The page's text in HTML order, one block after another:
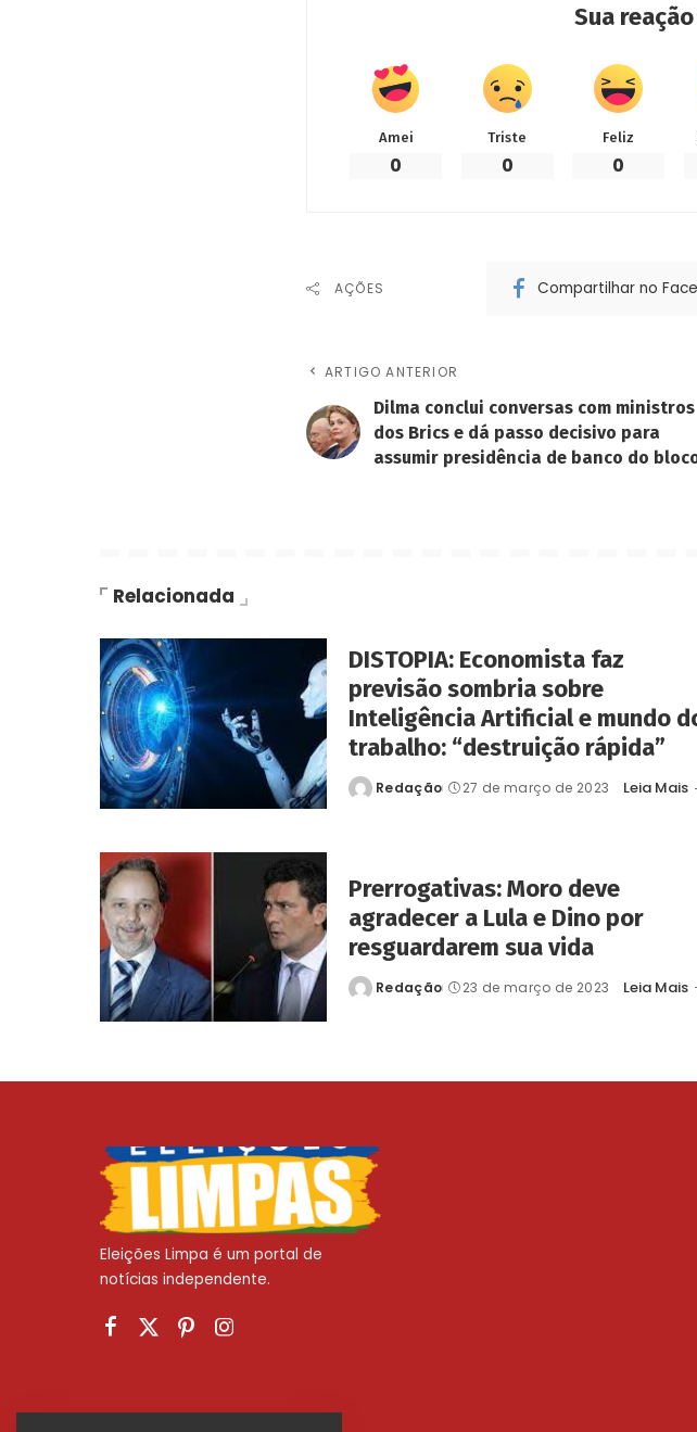
Sua
Amei
0
Triste
0
Feliz
0
AÇÕES Compartilhar no
ARTIGO ANTERIOR
Dilma conclui conversas com ministros
dos Brics e dá passo decisivo para
assumir presidência de banco do
Relacionada
DISTOPIA: Economista faz
previsão sombria sobre
Inteligência Artificial e mundo
trabalho: “destruição rápida”
PostedRedação 27 de março de 2023 Leia Mais
Prerrogativas: Moro deve
agradecer a Lula e Dino por
resguardarem sua vida
PostedRedação 23 de março de 2023 Leia Mais
Eleições Limpa é um portal de
notícias independente.